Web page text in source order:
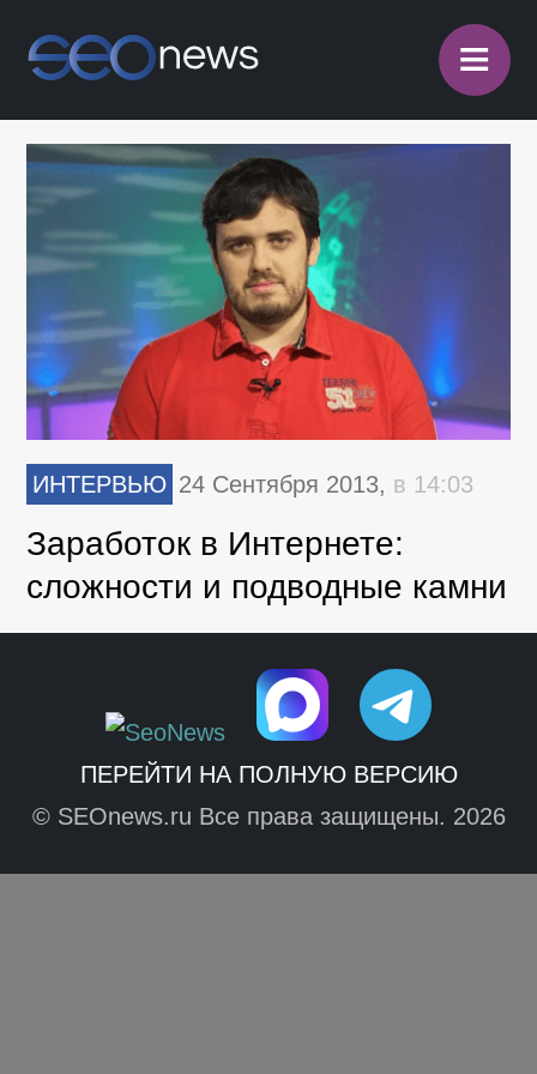
≡
ИНТЕРВЬЮ 24 Сентября 2013, в 14:03
Заработок в Интернете:
сложности и подводные камни
ПЕРЕЙТИ НА ПОЛНУЮ ВЕРСИЮ
© SEOnews.ru Все права защищены. 2026